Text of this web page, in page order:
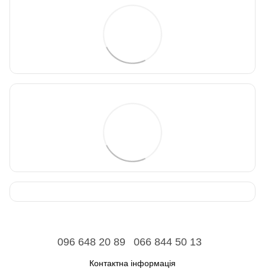
096 648 20 89 066 844 50 13
Контактна інформація